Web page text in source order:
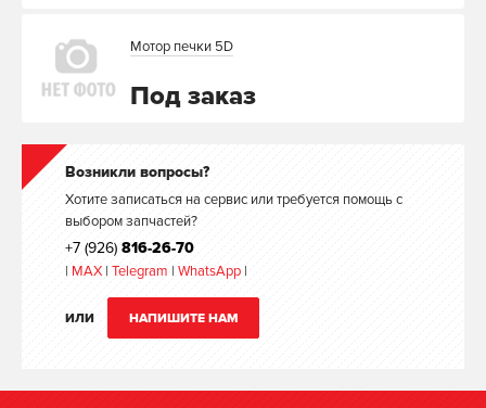
Мотор печки 5D
Под заказ
Возникли вопросы?
Хотите записаться на сервис или требуется помощь с
выбором запчастей?
+7 (926) 816-26-70
| MAX | Telegram | WhatsApp |
ИЛИ НАПИШИТЕ НАМ